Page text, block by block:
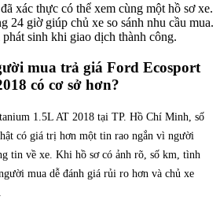
xác thực có thể xem cùng một hồ sơ xe.
24 giờ giúp chủ xe so sánh nhu cầu mua.
sinh khi giao dịch thành công.
mua trả giá Ford Ecosport
có cơ sở hơn?
1.5L AT 2018 tại TP. Hồ Chí Minh, số
có giá trị hơn một tin rao ngắn vì người
tin về xe. Khi hồ sơ có ảnh rõ, số km, tình
mua dễ đánh giá rủi ro hơn và chủ xe